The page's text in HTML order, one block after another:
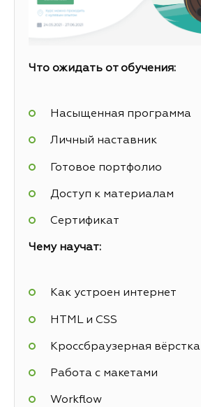
Что ожидать от обучения:
Насыщенная программа
Личный наставник
Готовое портфолио
Доступ к материалам
Сертификат
Чему научат:
Как устроен интернет
HTML и CSS
Кроссбраузерная вёрстка
Работа с макетами
Workflow